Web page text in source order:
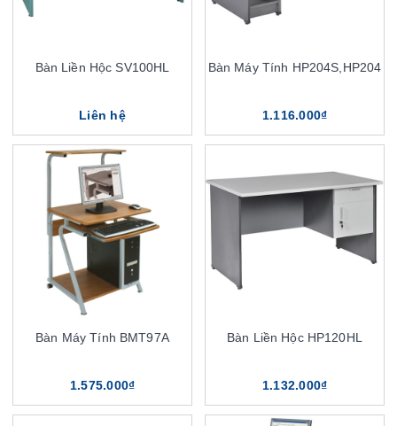
Bàn Liền Hộc SV100HL
Liên hệ
Bàn Máy Tính HP204S,HP204
1.116.000₫
Bàn Máy Tính BMT97A
1.575.000₫
Bàn Liền Hộc HP120HL
1.132.000₫